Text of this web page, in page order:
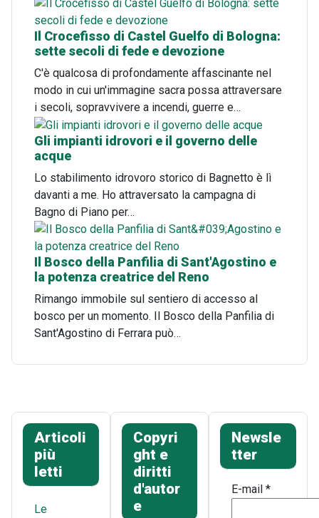
Il Crocefisso di Castel Guelfo di Bologna:
sette secoli di fede e devozione
C'è qualcosa di profondamente affascinante nel
modo in cui un'immagine sacra possa attraversare
i secoli, sopravvivere a incendi, guerre e…
Gli impianti idrovori e il governo delle
acque
Lo stabilimento idrovoro storico di Bagnetto è lì
davanti a me. Ho attraversato la campagna di
Bagno di Piano per…
Il Bosco della Panfilia di Sant'Agostino e
la potenza creatrice del Reno
Rimango immobile sul sentiero di accesso al
bosco per un momento. Il Bosco della Panfilia di
Sant'Agostino di Ferrara può…
Articoli
più
letti
Le
Copyri
ght e
diritti
d'autor
e
Newsle
tter
E-mail*